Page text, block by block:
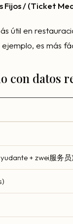
Fijos / (Ticket
útil en
es más
con datos
+ zwei服务员)